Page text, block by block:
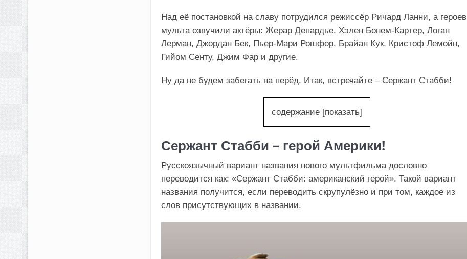
Над её постановкой на славу потрудился режиссёр Ричард Ланни, а героев
мульта озвучили актёры: Жерар Депардье, Хэлен Бонем-Картер, Логан
Лерман, Джордан Бек, Пьер-Мари Рошфор, Брайан Кук, Кристоф Лемойн,
Гийом Сенту, Джим Фар и другие.
Ну да не будем забегать на перёд. Итак, встречайте – Сержант Стабби!
содержание [показать]
Сержант Стабби – герой Америки!
Русскоязычный вариант названия нового мультфильма дословно
переводится как: «Сержант Стабби: американский герой». Такой вариант
названия получится, если переводить скрупулёзно и при том, каждое из
слов присутствующих в названии.